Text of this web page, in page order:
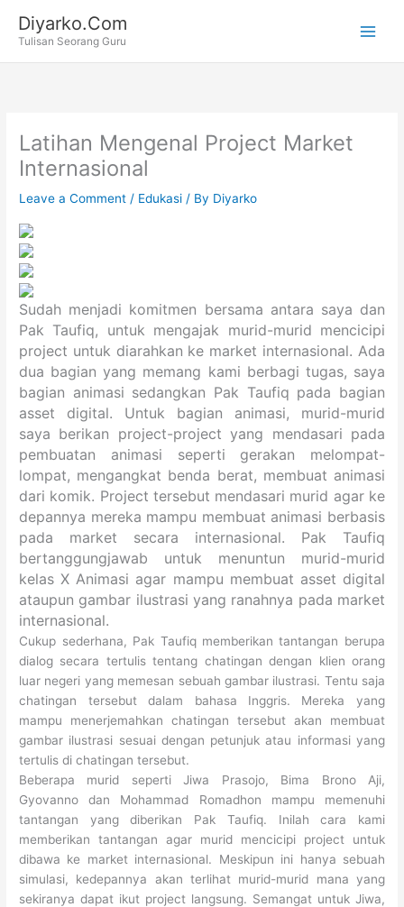
content
Diyarko.Com
Tulisan Seorang Guru
Latihan Mengenal Project Market
Internasional
Leave a Comment / Edukasi / By Diyarko
Sudah menjadi komitmen bersama antara saya dan
Pak Taufiq, untuk mengajak murid-murid mencicipi
project untuk diarahkan ke market internasional. Ada
dua bagian yang memang kami berbagi tugas, saya
bagian animasi sedangkan Pak Taufiq pada bagian
asset digital. Untuk bagian animasi, murid-murid
saya berikan project-project yang mendasari pada
pembuatan animasi seperti gerakan melompat-
lompat, mengangkat benda berat, membuat animasi
dari komik. Project tersebut mendasari murid agar ke
depannya mereka mampu membuat animasi berbasis
pada market secara internasional. Pak Taufiq
bertanggungjawab untuk menuntun murid-murid
kelas X Animasi agar mampu membuat asset digital
ataupun gambar ilustrasi yang ranahnya pada market
internasional.
Cukup sederhana, Pak Taufiq memberikan tantangan berupa
dialog secara tertulis tentang chatingan dengan klien orang
luar negeri yang memesan sebuah gambar ilustrasi. Tentu saja
chatingan tersebut dalam bahasa Inggris. Mereka yang
mampu menerjemahkan chatingan tersebut akan membuat
gambar ilustrasi sesuai dengan petunjuk atau informasi yang
tertulis di chatingan tersebut.
Beberapa murid seperti Jiwa Prasojo, Bima Brono Aji,
Gyovanno dan Mohammad Romadhon mampu memenuhi
tantangan yang diberikan Pak Taufiq. Inilah cara kami
memberikan tantangan agar murid mencicipi project untuk
dibawa ke market internasional. Meskipun ini hanya sebuah
simulasi, kedepannya akan terlihat murid-murid mana yang
sekiranya dapat ikut project langsung. Semangat untuk Jiwa,